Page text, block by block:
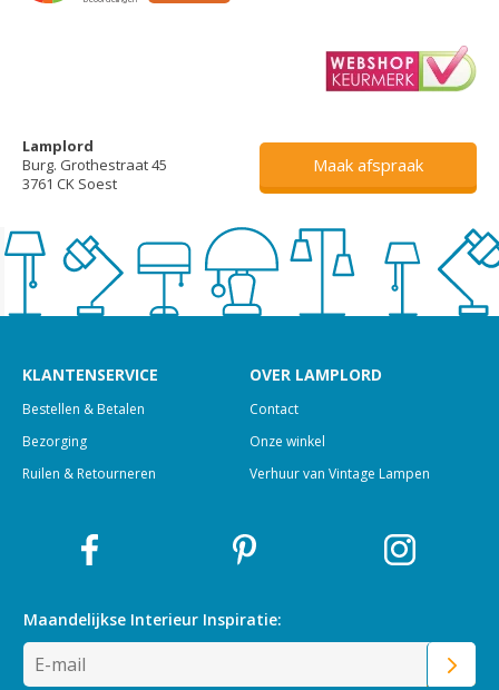
Lamplord
Burg. Grothestraat 45
3761 CK Soest
Maak afspraak
KLANTENSERVICE
Bestellen & Betalen
Bezorging
Ruilen & Retourneren
OVER LAMPLORD
Contact
Onze winkel
Verhuur van Vintage Lampen
Maandelijkse Interieur Inspiratie: